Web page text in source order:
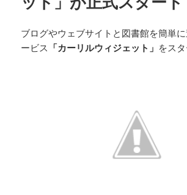
ブログやウェブサイトと図書館を簡単
ービス 「カーリルウィジェット」 をス